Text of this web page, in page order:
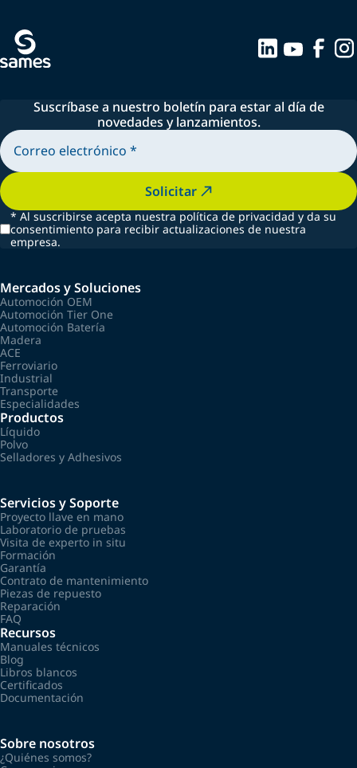
Suscríbase a nuestro boletín para estar al día de
novedades y lanzamientos.
Solicitar
* Al suscribirse acepta nuestra política de privacidad y da su
consentimiento para recibir actualizaciones de nuestra
empresa.
Mercados y Soluciones
Automoción OEM
Automoción Tier One
Automoción Batería
Madera
ACE
Ferroviario
Industrial
Transporte
Especialidades
Productos
Líquido
Polvo
Selladores y Adhesivos
Servicios y Soporte
Proyecto llave en mano
Laboratorio de pruebas
Visita de experto in situ
Formación
Garantía
Contrato de mantenimiento
Piezas de repuesto
Reparación
FAQ
Recursos
Manuales técnicos
Blog
Libros blancos
Certificados
Documentación
Sobre nosotros
¿Quiénes somos?